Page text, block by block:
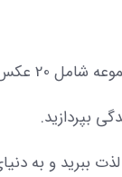
در
بپردازید.
ببرید و به